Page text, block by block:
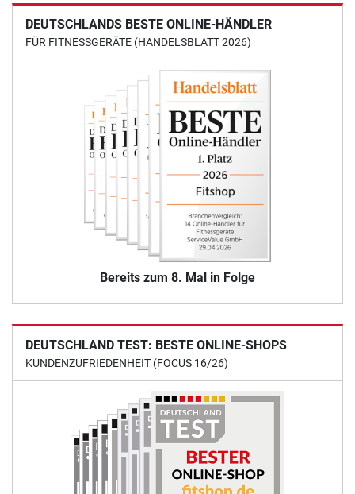
DEUTSCHLANDS BESTE ONLINE-HÄNDLER
FÜR FITNESSGERÄTE (HANDELSBLATT 2026)
Bereits zum 8. Mal in Folge
DEUTSCHLAND TEST: BESTE ONLINE-SHOPS
KUNDENZUFRIEDENHEIT (FOCUS 16/26)